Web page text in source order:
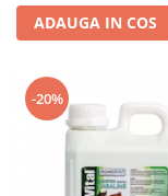
ADAUGA IN COS
-20%